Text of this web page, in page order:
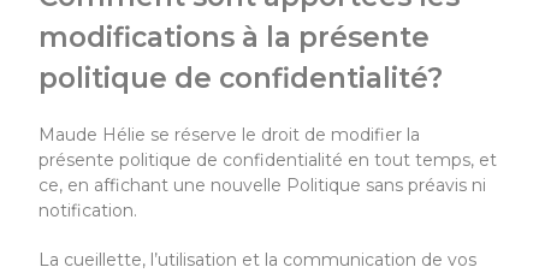
modifications à la présente
politique de confidentialité?
Maude Hélie se réserve le droit de modifier la
présente politique de confidentialité en tout temps, et
ce, en affichant une nouvelle Politique sans préavis ni
notification.
La cueillette, l’utilisation et la communication de vos